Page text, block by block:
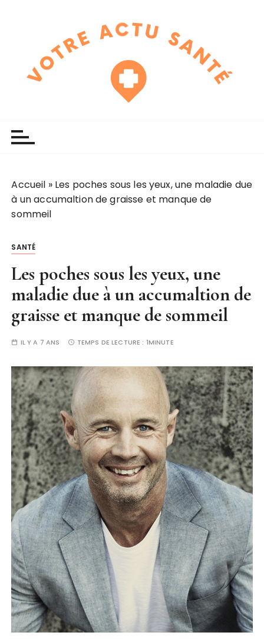
Accueil » Les poches sous les yeux, une maladie due
à un accumaltion de graisse et manque de
sommeil
SANTÉ
Les poches sous les yeux, une
maladie due à un accumaltion de
graisse et manque de sommeil
IL Y A 7 ANS TEMPS DE LECTURE : 1MINUTE